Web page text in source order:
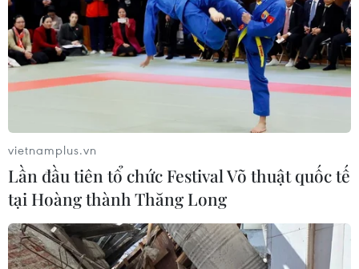
vietnamplus.vn
Lần đầu tiên tổ chức Festival Võ thuật quốc tế
tại Hoàng thành Thăng Long